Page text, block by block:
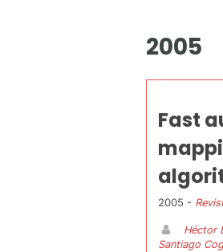
2005
Fast
2005 -
Héctor
Santiago